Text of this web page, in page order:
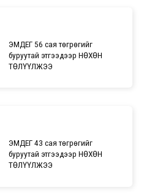
ЭМДЕГ 56 сая төгрөгийг
буруутай этгээдээр НӨХӨН
ТӨЛҮҮЛЖЭЭ
ЭМДЕГ 43 сая төгрөгийг
буруутай этгээдээр НӨХӨН
ТӨЛҮҮЛЖЭЭ